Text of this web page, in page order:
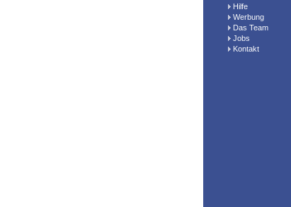
Hilfe
Werbung
Das Team
Jobs
Kontakt